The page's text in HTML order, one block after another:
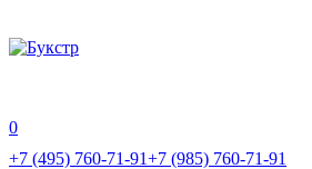
0
+7 (495) 760-71-91+7 (985) 760-71-91